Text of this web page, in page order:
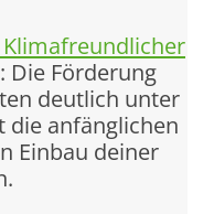
Die Förderung
deutlich unter
die anfänglichen
Einbau deiner